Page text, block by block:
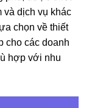
và dịch vụ khác
chọn về thiết
cho các doanh
hợp với nhu